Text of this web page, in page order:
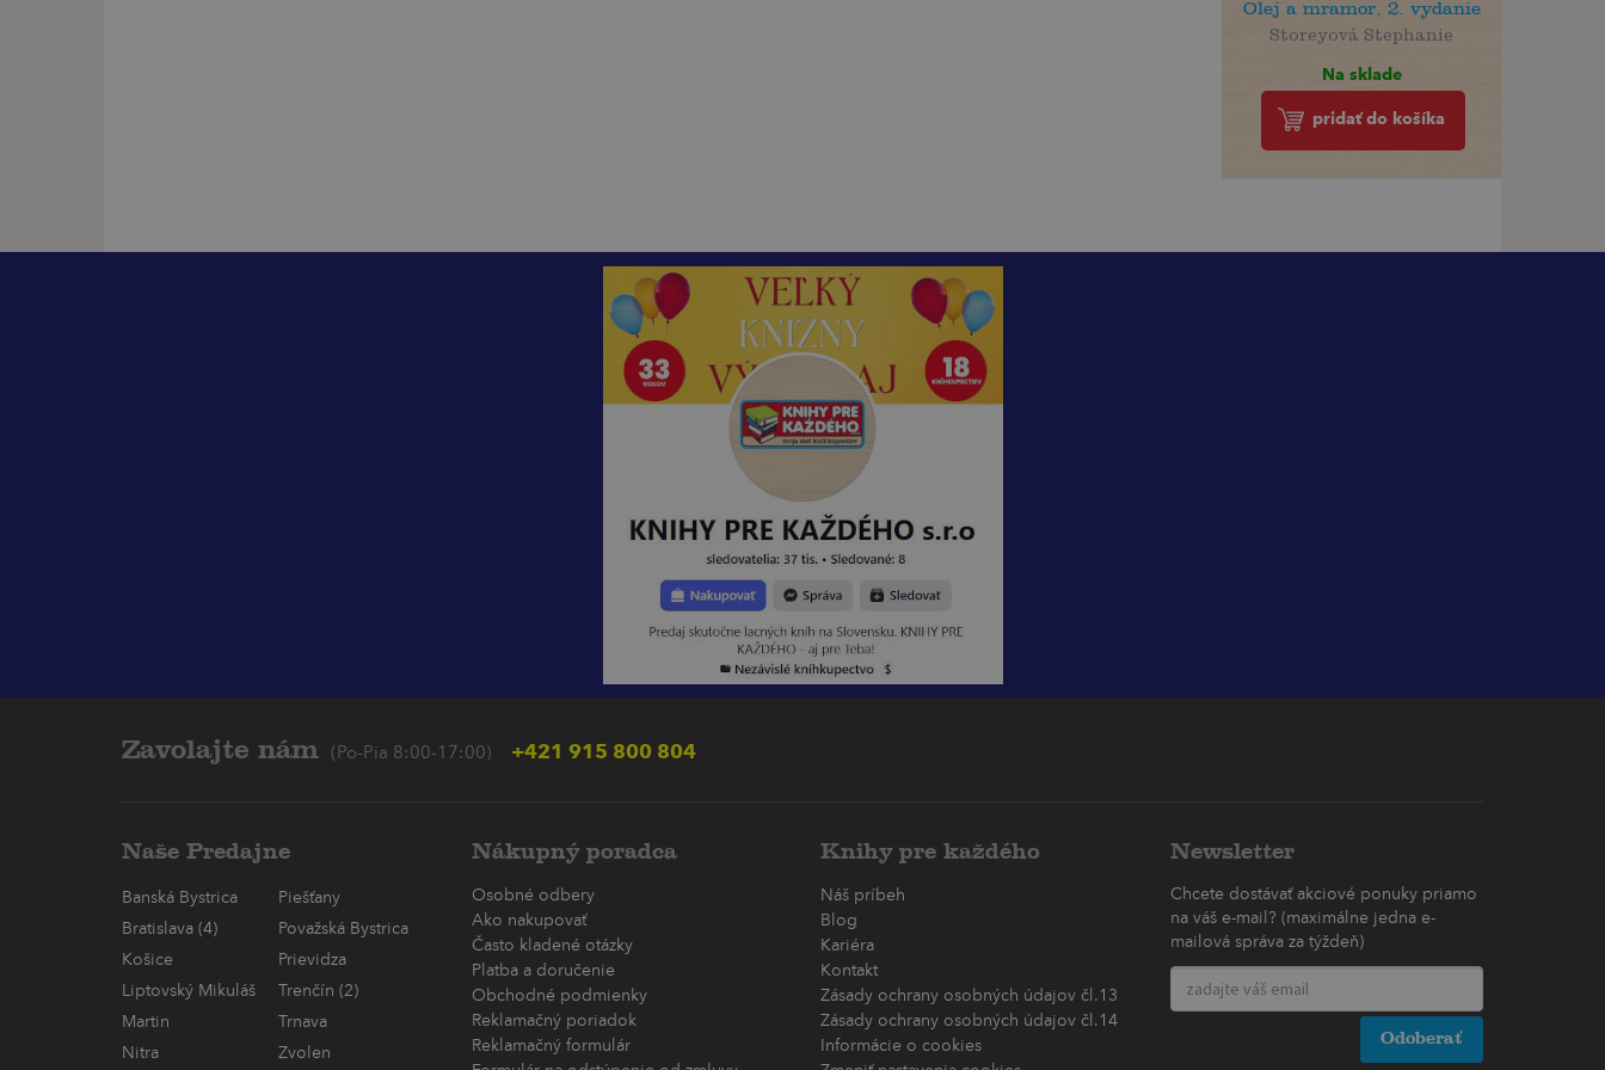
Olej a mramor, 2. vydanie
Storeyová Stephanie
Na sklade
pridať do košíka
Zavolajte nám (Po-Pia 8:00-17:00) +421 915 800 804
Naše Predajne
Banská Bystrica
Piešťany
Bratislava (4)
Považská Bystrica
Košice
Prievidza
Liptovský Mikuláš
Trenčín (2)
Martin
Trnava
Nitra
Zvolen
Nákupný poradca
Osobné odbery
Ako nakupovať
Často kladené otázky
Platba a doručenie
Obchodné podmienky
Reklamačný poriadok
Reklamačný formulár
Knihy pre každého
Náš príbeh
Blog
Kariéra
Kontakt
Zásady ochrany osobných údajov čl.13
Zásady ochrany osobných údajov čl.14
Informácie o cookies
Newsletter
Chcete dostávať akciové ponuky priamo
na váš e-mail? (maximálne jedna e-
mailová správa za týždeň)
Odoberať